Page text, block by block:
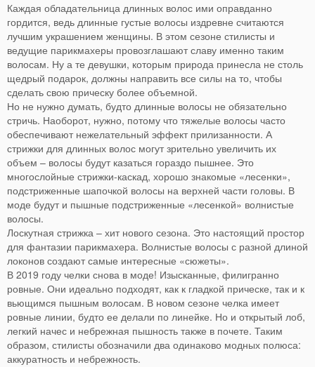
Каждая обладательница длинных волос ими оправданно
гордится, ведь длинные густые волосы издревне считаются
лучшим украшением женщины. В этом сезоне стилисты и
ведущие парикмахеры провозглашают славу именно таким
волосам. Ну а те девушки, которым природа принесла не столь
щедрый подарок, должны направить все силы на то, чтобы
сделать свою прическу более объемной.
Но не нужно думать, будто длинные волосы не обязательно
стричь. Наоборот, нужно, потому что тяжелые волосы часто
обеспечивают нежелательный эффект прилизанности. А
стрижки для длинных волос могут зрительно увеличить их
объем – волосы будут казаться гораздо пышнее. Это
многослойные стрижки-каскад, хорошо знакомые «лесенки»,
подстриженные шапочкой волосы на верхней части головы. В
моде будут и пышные подстриженные «лесенкой» волнистые
волосы.
Лоскутная стрижка – хит нового сезона. Это настоящий простор
для фантазии парикмахера. Волнистые волосы с разной длиной
локонов создают самые интересные «сюжеты».
В 2019 году челки снова в моде! Изысканные, филигранно
ровные. Они идеально подходят, как к гладкой прическе, так и к
вьющимся пышным волосам. В новом сезоне челка имеет
ровные линии, будто ее делали по линейке. Но и открытый лоб,
легкий начес и небрежная пышность также в почете. Таким
образом, стилисты обозначили два одинаково модных полюса:
аккуратность и небрежность.